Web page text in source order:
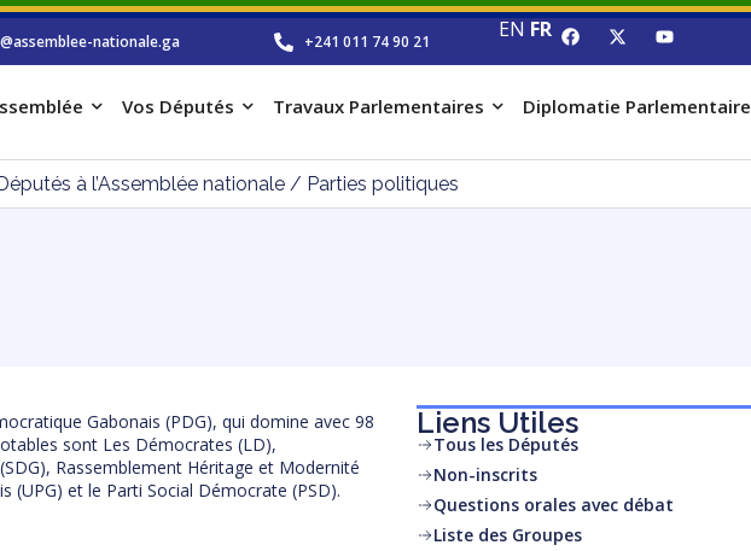
nationale.ga +241 011 74 90 21 EN FR
Vos Députés Travaux Parlementaires Diplomatie Parlementaire
à l’Assemblée nationale / Parties politiques
Liens Utiles
Tous les Députés
Non-inscrits
Questions orales avec débat
Liste des Groupes
Gabonais (PDG), qui domine avec 98
sont Les Démocrates (LD),
Rassemblement Héritage et Modernité
(UPG) et le Parti Social Démocrate (PSD).